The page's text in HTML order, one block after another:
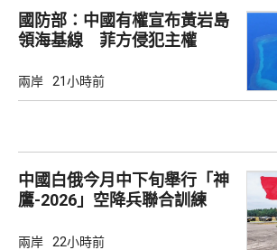
國防部：中國有權宣布黃岩島
領海基線 菲方侵犯主權
兩岸 21小時前
中國白俄今月中下旬舉行「神
鷹-2026」空降兵聯合訓練
兩岸 22小時前